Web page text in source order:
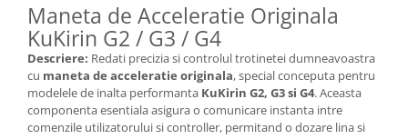
Maneta de Acceleratie Originala
KuKirin G2 / G3 / G4
Descriere: Redati precizia si controlul trotinetei dumneavoastra
cu maneta de acceleratie originala, special conceputa pentru
modelele de inalta performanta KuKirin G2, G3 si G4. Aceasta
componenta esentiala asigura o comunicare instanta intre
comenzile utilizatorului si controller, permitand o dozare lina si